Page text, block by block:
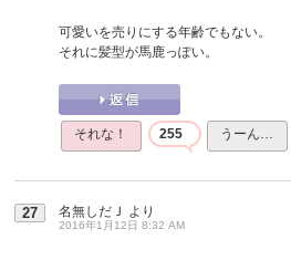
可愛いを売りにする年齢でもない。
それに髪型が馬鹿っぽい。
それな！ 255 うーん…
27 名無しだＪ より
2016年1月12日 8:32 AM